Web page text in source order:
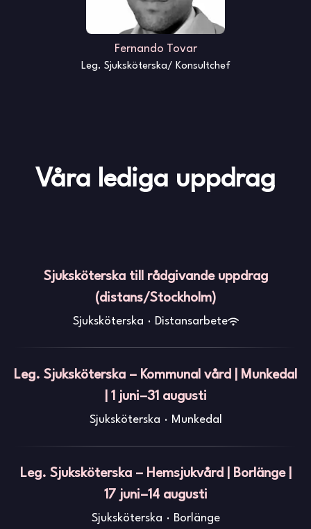
Fernando Tovar
Leg. Sjuksköterska/ Konsultchef
Våra lediga uppdrag
Sjuksköterska till rådgivande uppdrag
(distans/Stockholm)
Sjuksköterska · Distansarbete
Leg. Sjuksköterska – Kommunal vård | Munkedal
| 1 juni–31 augusti
Sjuksköterska · Munkedal
Leg. Sjuksköterska – Hemsjukvård | Borlänge |
17 juni–14 augusti
Sjuksköterska · Borlänge